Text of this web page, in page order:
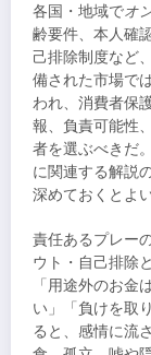
各国・地域でオ
齢要件、本人確
己排除制度など
備された市場で
われ、消費者保
報、負責可能性
者を選ぶべきだ
に関連する解説
深めておくとよい
責任あるプレー
ウト・自己排除
「用途外のお金
い」「負けを取
ると、感情に流